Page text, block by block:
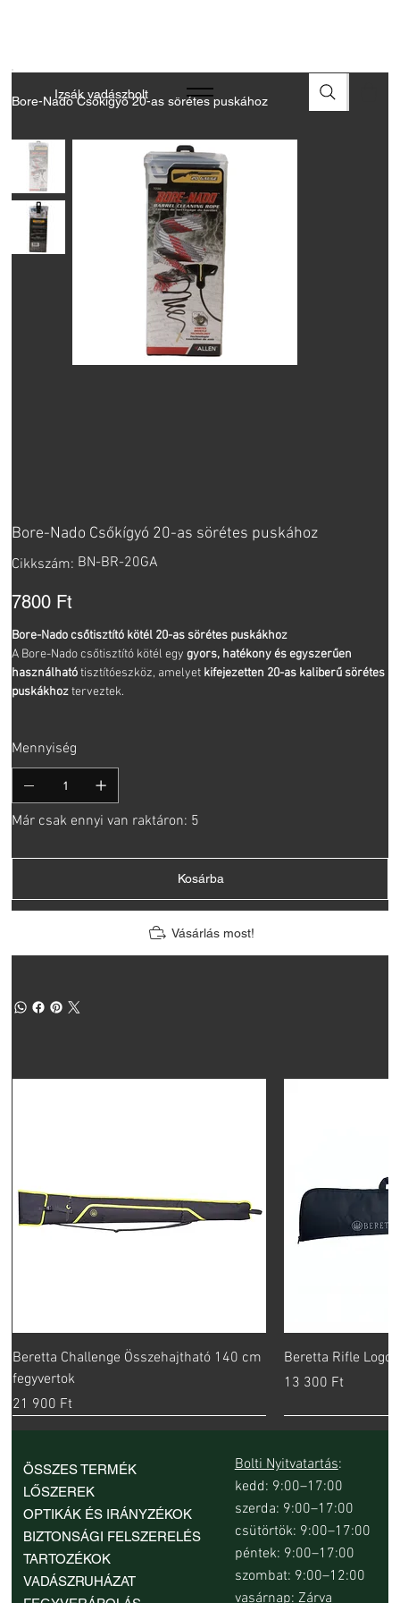
Izsák vadászbolt
Bore-Nado Csőkígyó 20-as sörétes puskához
Bore-Nado Csőkígyó 20-as sörétes puskához
Cikkszám: Cikkszám:
BN-
BN-BR-20GA
Ár
7800 Ft
Bore-Nado csőtisztító kötél 20-as sörétes puskákhoz
A Bore-Nado csőtisztító kötél egygyors, hatékony és egyszerűen
használhatótisztítóeszköz, amelyet kifejezetten 20-as kaliberű sörétes
puskákhozterveztek.
Mennyiség
Már csak ennyi van raktáron: 5
Kosárba
Vásárlás most!
Beretta Challenge Összehajtható 140 cm
fegyvertok
Ár
21 900 Ft
Beretta Rifle Logo
Ár
13 300 Ft
ÖSSZES TERMÉK
LŐSZEREK
OPTIKÁK ÉS IRÁNYZÉKOK
BIZTONSÁGI FELSZERELÉS
TARTOZÉKOK
VADÁSZRUHÁZAT
Bolti Nyitvatartás:
kedd: 9:00–17:00
szerda: 9:00–17:00
csütörtök: 9:00–17:00
péntek: 9:00–17:00
szombat: 9:00–12:00
vasárnap: Zárva